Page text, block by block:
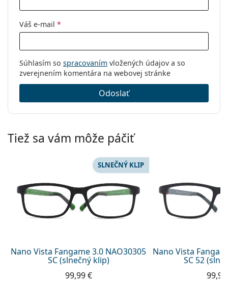
Váš e-mail *
Súhlasím so spracovaním vložených údajov a so
zverejnením komentára na webovej stránke
Odoslať
Tiež sa vám môže páčiť
Nano Vista Fangame 3.0 NAO30305
SC (slnečný klip)
SLNEČNÝ KLIP
99,99 €
Nano Vista
SC 52